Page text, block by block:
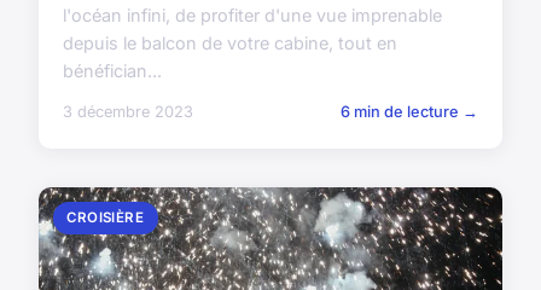
l'océan infini, de profiter d'une vue imprenable
depuis le balcon de votre cabine, tout en
bénéfician...
3 décembre 2023 6 min de lecture →
CROISIÈRE